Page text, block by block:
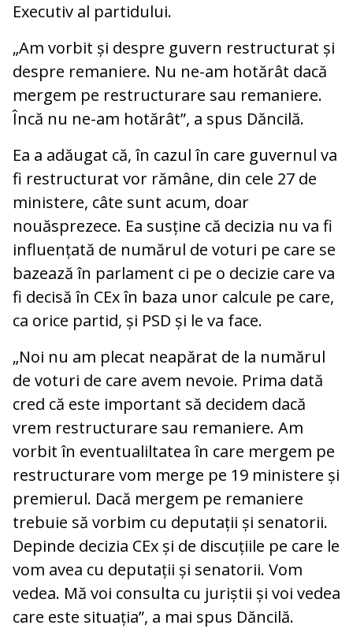
Executiv al partidului.
„Am vorbit și despre guvern restructurat și
despre remaniere. Nu ne-am hotărât dacă
mergem pe restructurare sau remaniere.
Încă nu ne-am hotărât”, a spus Dăncilă.
Ea a adăugat că, în cazul în care guvernul va
fi restructurat vor rămâne, din cele 27 de
ministere, câte sunt acum, doar
nouăsprezece. Ea susține că decizia nu va fi
influențată de numărul de voturi pe care se
bazează în parlament ci pe o decizie care va
fi decisă în CEx în baza unor calcule pe care,
ca orice partid, și PSD și le va face.
„Noi nu am plecat neapărat de la numărul
de voturi de care avem nevoie. Prima dată
cred că este important să decidem dacă
vrem restructurare sau remaniere. Am
vorbit în eventualiltatea în care mergem pe
restructurare vom merge pe 19 ministere și
premierul. Dacă mergem pe remaniere
trebuie să vorbim cu deputații și senatorii.
Depinde decizia CEx și de discuțiile pe care le
vom avea cu deputații și senatorii. Vom
vedea. Mă voi consulta cu juriștii și voi vedea
care este situația”, a mai spus Dăncilă.